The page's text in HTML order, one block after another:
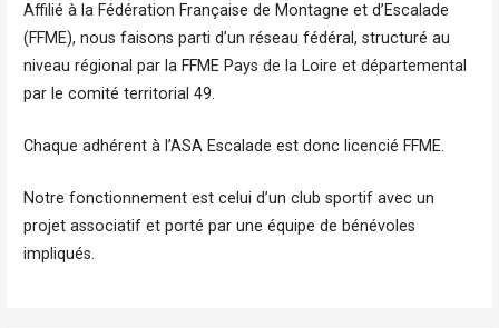
Affilié à la Fédération Française de Montagne et d’Escalade
(FFME), nous faisons parti d’un réseau fédéral, structuré au
niveau régional par la FFME Pays de la Loire et départemental
par le comité territorial 49.
Chaque adhérent à l’ASA Escalade est donc licencié FFME.
Notre fonctionnement est celui d’un club sportif avec un
projet associatif et porté par une équipe de bénévoles
impliqués.